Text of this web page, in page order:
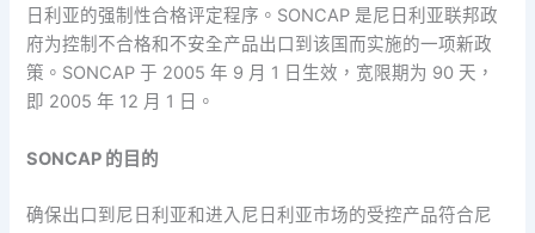
日利亚的强制性合格评定程序。SONCAP 是尼日利亚联邦政
府为控制不合格和不安全产品出口到该国而实施的一项新政
策。SONCAP 于 2005 年 9 月 1 日生效，宽限期为 90 天，
即 2005 年 12 月 1 日。
SONCAP 的目的
确保出口到尼日利亚和进入尼日利亚市场的受控产品符合尼